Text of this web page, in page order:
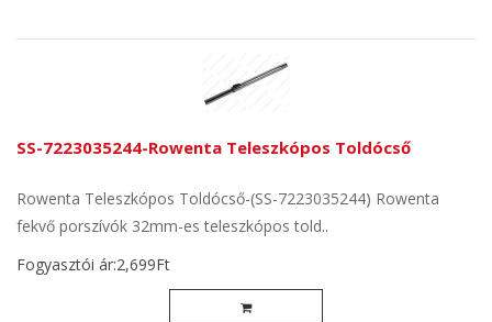
SS-7223035244-Rowenta Teleszkópos Toldócső
Rowenta Teleszkópos Toldócső-(SS-7223035244) Rowenta
fekvő porszívók 32mm-es teleszkópos told..
Fogyasztói ár:2,699Ft